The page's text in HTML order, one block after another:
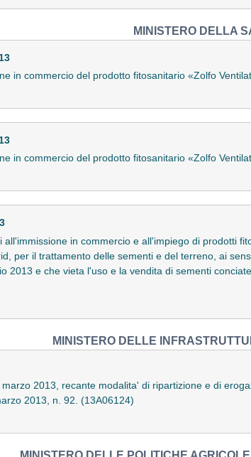
MINISTERO DELLA
in commercio del prodotto fitosanitario «Zolfo
in commercio del prodotto fitosanitario «Zolfo
all'immissione in commercio e all'impiego di prodotti
per il trattamento delle sementi e del terreno, ai
2013 e che vieta l'uso e la vendita di sementi
MINISTERO DELLE
2013, recante modalita' di ripartizione e di
2013, n. 92. (13A06124)